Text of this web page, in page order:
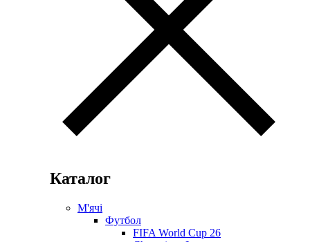
Каталог
М'ячі
Футбол
FIFA World Cup 26